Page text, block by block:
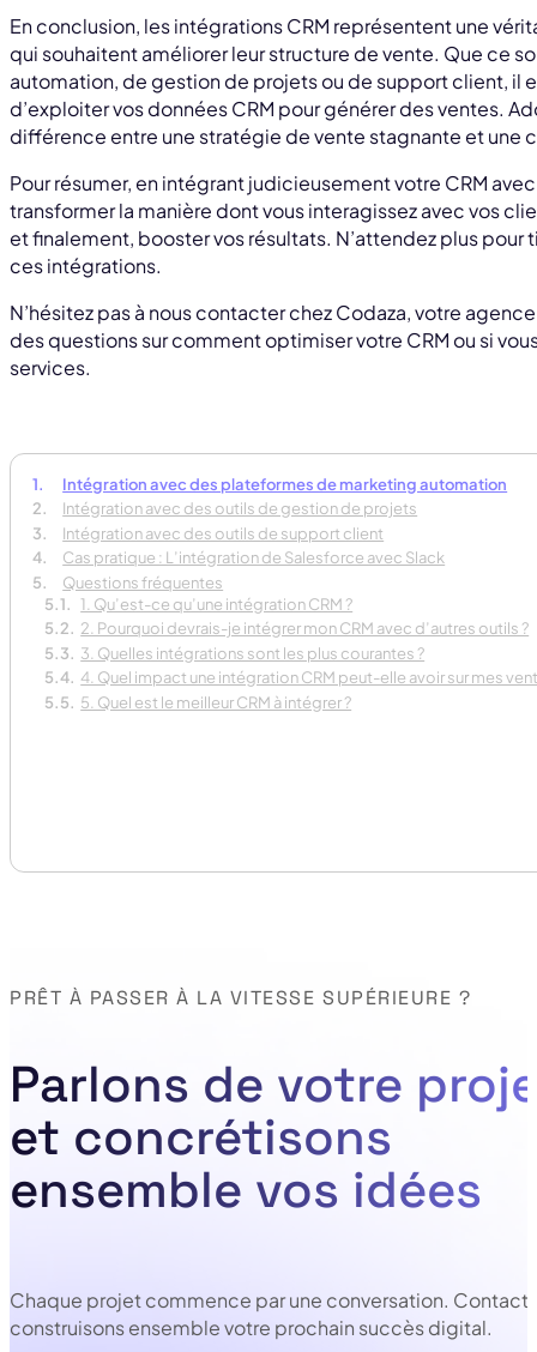
En conclusion, les intégrations CRM représentent une
qui souhaitent améliorer leur structure de vente. Que ce
automation, de gestion de projets ou de support client, il
d’exploiter vos données CRM pour générer des ventes.
différence entre une stratégie de vente stagnante et une
Pour résumer, en intégrant judicieusement votre CRM
transformer la manière dont vous interagissez avec vos
et finalement, booster vos résultats. N’attendez plus
ces intégrations.
N’hésitez pas à nous contacter chez Codaza, votre
des questions sur comment optimiser votre CRM ou si
services.
Intégration avec des plateformes de marketing automation
Intégration avec des outils de gestion de projets
Intégration avec des outils de support client
Cas pratique : L’intégration de Salesforce avec Slack
Questions fréquentes
1. Qu’est-ce qu’une intégration CRM ?
2. Pourquoi devrais-je intégrer mon CRM avec d’autres outils ?
3. Quelles intégrations sont les plus courantes ?
4. Quel impact une intégration CRM peut-elle avoir sur mes
5. Quel est le meilleur CRM à intégrer ?
Parlons de votre
et concrétisons
ensemble vos idées
PRÊT À PASSER À LA VITESSE SUPÉRIEURE ?
Chaque projet commence par une conversation.
construisons ensemble votre prochain succès digital.